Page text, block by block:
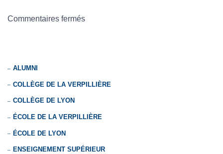
Commentaires fermés
ALUMNI
COLLÈGE DE LA VERPILLIÈRE
COLLÈGE DE LYON
ÉCOLE DE LA VERPILLIÈRE
ÉCOLE DE LYON
ENSEIGNEMENT SUPÉRIEUR